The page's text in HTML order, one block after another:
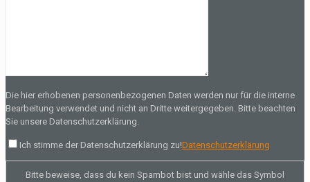
Die hier erhobenen personenbezogenen Daten werden nur für die interne
Bearbeitung verwendet und nicht an Dritte weitergegeben. Bitte beachten
Sie unsere Datenschutzerklärung.
Ich stimme der Datenschutzerklärung zu!Datenschutzerklärung
Bitte beweise, dass du kein Spambot bist und wähle das Symbol